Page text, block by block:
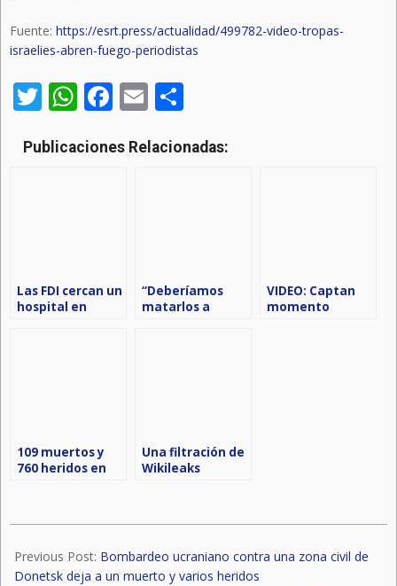
Fuente: https://esrt.press/actualidad/499782-video-tropas-
israelies-abren-fuego-periodistas
Twitter
WhatsApp
Facebook
Email
Publicaciones Relacionadas:
Las FDI cercan un
hospital en
“Deberíamos
matarlos a
VIDEO: Captan
momento
109 muertos y
760 heridos en
alimentaria
Una filtración de
Wikileaks
02-
20
Previous Post: Bombardeo ucraniano contra una zona civil de
Donetsk deja a un muerto y varios heridos